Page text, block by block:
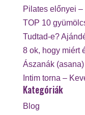
Pilates előnyei –
TOP 10
Tudtad-e?
8 ok, hogy miért
Ászanák
Intim torna –
Kategóriák
Blog